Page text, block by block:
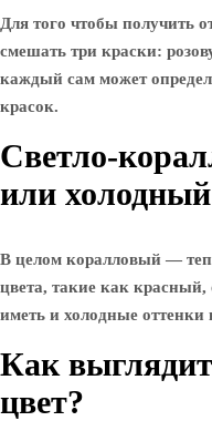
Для того чтобы получить
смешать три краски:
каждый сам может
красок.
Светло-
или
В целом коралловый —
цвета, такие как
иметь и холодные оттенки
Как
цвет?